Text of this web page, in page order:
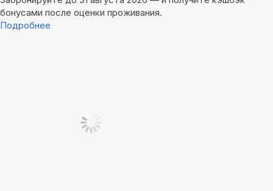
бонусами после оценки проживания.
Подробнее